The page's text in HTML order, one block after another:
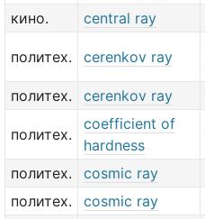
кино.
central ray
политех. cerenkov ray
политех.
cerenkov ray
политех.
coefficient of
hardness
политех. cosmic ray
политех.
cosmic ray